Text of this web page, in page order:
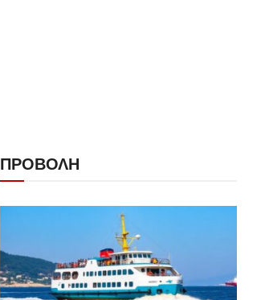
ΠΡΟΒΟΛΗ